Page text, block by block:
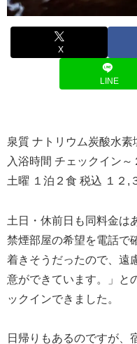
X
LINE
泉質 ナトリウム炭酸水素
入浴時間 チェックイン
土曜 １泊２食 税込 １２,
土日・休前日も同料金は
禁煙部屋の希望を電話で
着きそうだったので、遠
意ができています。」と
ックインできました。
日帰りもあるのですが、